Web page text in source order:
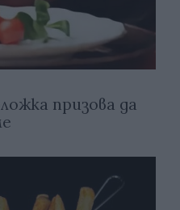
призова да